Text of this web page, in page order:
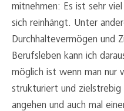
mitnehmen: Es ist sehr
sich reinhängt. Unter
Durchhaltevermögen und
Berufsleben kann ich
möglich ist wenn man nur
strukturiert und
angehen und auch mal